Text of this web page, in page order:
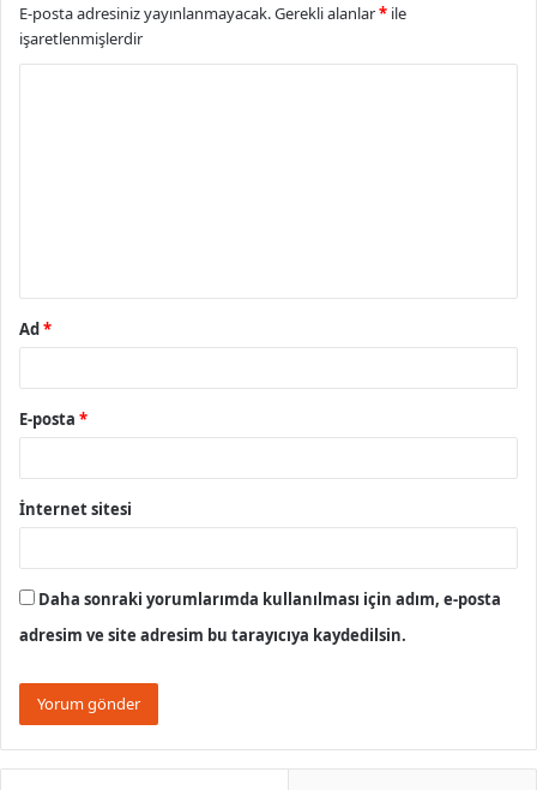
E-posta adresiniz yayınlanmayacak.Gerekli alanlar* ile
işaretlenmişlerdir
Ad*
E-posta *
İnternet sitesi
Daha sonraki yorumlarımda kullanılması için adım, e-posta
adresim ve site adresim bu tarayıcıya kaydedilsin.